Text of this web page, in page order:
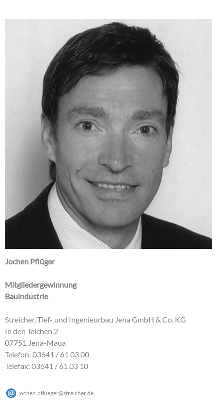
Jochen Pflüger
Mitgliedergewinnung
Bauindustrie
Streicher, Tief- und Ingenieurbau Jena GmbH & Co. KG
In den Teichen 2
07751 Jena-Maua
Telefon: 03641 / 61 03 00
Telefax: 03641 / 61 03 10
jochen.pflueger@streicher.de